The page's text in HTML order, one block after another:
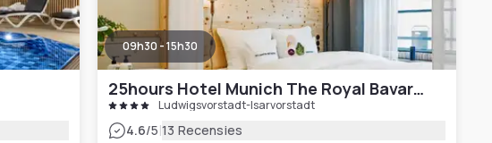
09h30 - 15h30
25hours Hotel Munich The Royal Bavarian
Ludwigsvorstadt-Isarvorstadt
4.6/5|13 Recensies